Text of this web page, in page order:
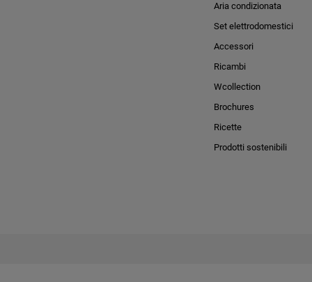
Aria condizionata
Set elettrodomestici
Accessori
Ricambi
Wcollection
Brochures
Ricette
Prodotti sostenibili